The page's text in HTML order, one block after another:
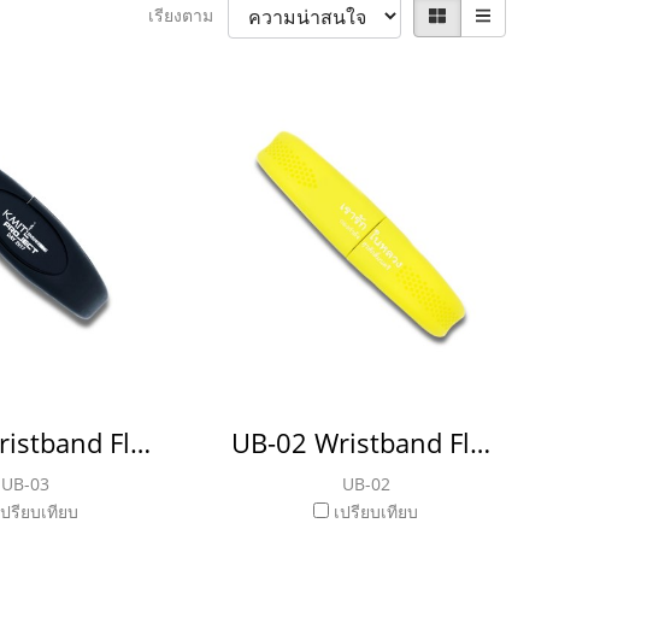
เรียงตาม
UB-03 Wristband Flash Drive แฟลชไดร์ฟ สายรัดข้อมือ ริสแบน
UB-03
ปรียบเทียบ
UB-02 Wristband Flash Drive แฟลชไดร์ฟ สายรัดข้อมือ ริสแบน
UB-02
เปรียบเทียบ